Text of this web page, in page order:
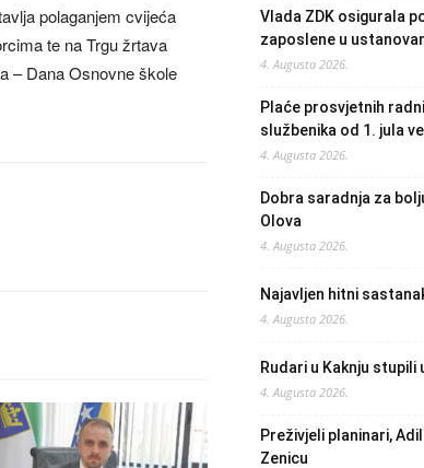
polaganjem cvijeća
te na Trgu žrtava
– Dana Osnovne škole
Vlada ZDK osigurala
zaposlene u
4. Augusta 2026.
Plaće prosvjetnih
službenika od 1. jula
4. Augusta 2026.
Dobra saradnja za
Olova
4. Augusta 2026.
Najavljen hitni
4. Augusta 2026.
Rudari u Kaknju stupili
4. Augusta 2026.
Preživjeli planinari,
Zenicu